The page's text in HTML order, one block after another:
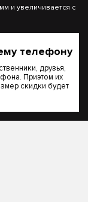
и увеличивается с
телефону
друзья,
Приэтом их
скидки будет